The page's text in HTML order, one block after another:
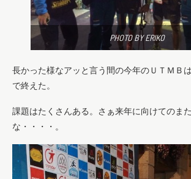
PHOTO BY ERIKO
長かった様なアッと言う間の今年のＵＴＭＢ
で終えた。
課題はたくさんある。さぁ来年に向けてのま
な・・・・。